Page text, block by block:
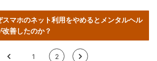
スマホのネット利用をやめるとメンタルヘル
改善したのか？
< 1 2 >